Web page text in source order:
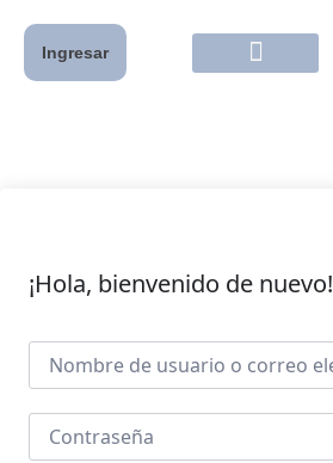
Ingresar
¡Hola, bienvenido de nuevo!